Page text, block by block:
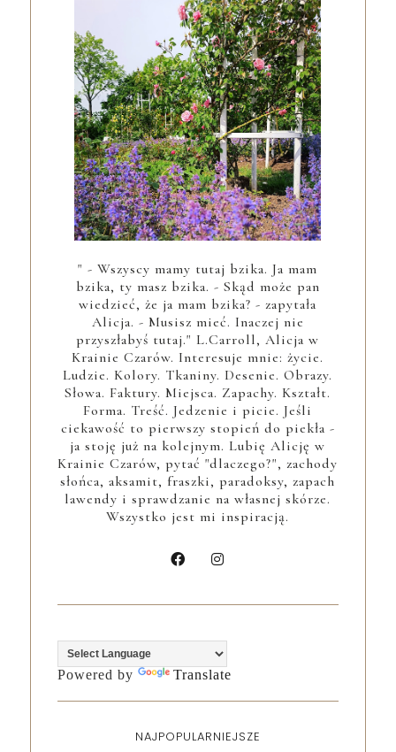
" - Wszyscy mamy tutaj bzika. Ja mam
bzika, ty masz bzika. - Skąd może pan
wiedzieć, że ja mam bzika? - zapytała
Alicja. - Musisz mieć. Inaczej nie
przyszłabyś tutaj." L.Carroll, Alicja w
Krainie Czarów. Interesuje mnie: życie.
Ludzie. Kolory. Tkaniny. Desenie. Obrazy.
Słowa. Faktury. Miejsca. Zapachy. Kształt.
Forma. Treść. Jedzenie i picie. Jeśli
ciekawość to pierwszy stopień do piekła -
ja stoję już na kolejnym. Lubię Alicję w
Krainie Czarów, pytać "dlaczego?", zachody
słońca, aksamit, fraszki, paradoksy, zapach
lawendy i sprawdzanie na własnej skórze.
Wszystko jest mi inspiracją.
Powered by Translate
NAJPOPULARNIEJSZE